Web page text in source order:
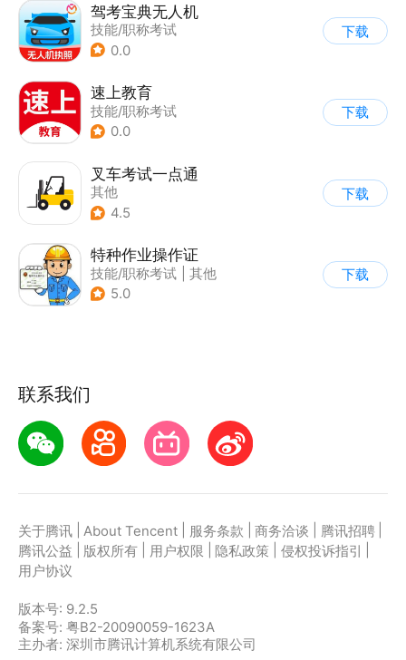
驾考宝典无人机
技能/职称考试
0.0
下载
速上教育
技能/职称考试
0.0
下载
叉车考试一点通
其他
4.5
下载
特种作业操作证
技能/职称考试
其他
5.0
下载
联系我们
关于腾讯 About Tencent 服务条款 商务洽谈 腾讯招聘
腾讯公益
版权所有 用户权限 隐私政策 侵权投诉指引
用户协议
版本号: 9.2.5
备案号: 粤B2-20090059-1623A
主办者: 深圳市腾讯计算机系统有限公司